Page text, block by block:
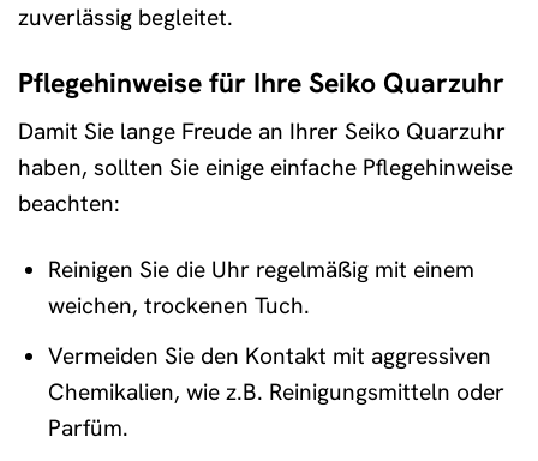
zuverlässig begleitet.
Pflegehinweise für Ihre Seiko Quarzuhr
Damit Sie lange Freude an Ihrer Seiko Quarzuhr
haben, sollten Sie einige einfache Pflegehinweise
beachten:
Reinigen Sie die Uhr regelmäßig mit einem
weichen, trockenen Tuch.
Vermeiden Sie den Kontakt mit aggressiven
Chemikalien, wie z.B. Reinigungsmitteln oder
Parfüm.